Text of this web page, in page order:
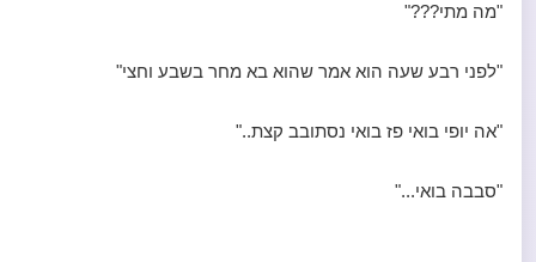
"מה מתי???"
"לפני רבע שעה הוא אמר שהוא בא מחר בשבע וחצי"
"אה יופי בואי פז בואי נסתובב קצת.."
"סבבה בואי..."